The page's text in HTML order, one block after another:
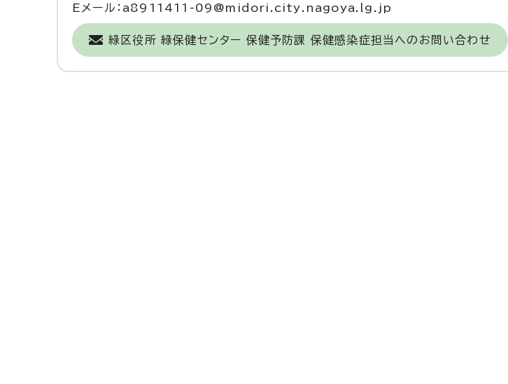
Eメール：a8911411-09@midori.city.nagoya.lg.jp
緑区役所 緑保健センター 保健予防課 保健感染症担当へのお問い合わせ